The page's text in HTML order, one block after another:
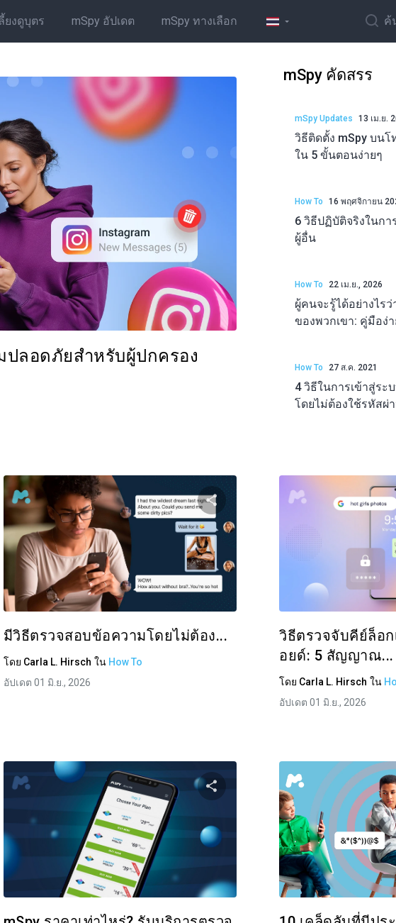
ยงดูบุตร mSpy อัปเดต mSpy ทางเลือก ค้
ลอดภัยสำหรับผู้ปกครอง
mSpy คัดสรร
mSpy Updates 13 เม.ย.
วิธีติดตั้ง mSpy บน
ใน 5 ขั้นตอนง่ายๆ
How To 16 พฤศจิกายน
6 วิธีปฏิบัติจริงในกา
ผู้อื่น
How To 22 เม.ย., 2026
ผู้คนจะรู้ได้อย่างไร
ของพวกเขา: คู่มือง่า
How To 27 ส.ค. 2021
4 วิธีในการเข้าสู่ระ
โดยไม่ต้องใช้รหัสผ่
ทความนี้
คัดลอกลิงก์
แบ่งปันบทความนี้
มีวิธีตรวจสอบข้อความโดยไม่ต้อง...
โดย Carla L. Hirsch ใน How To
อัปเดต 01 มิ.ย., 2026
วิธีตรวจจับคีย์ล็อ
อยด์: 5 สัญญาณ...
โดย Carla L. Hirsch ใน
อัปเดต 01 มิ.ย., 2026
ความนี้
คัดลอกลิงก์
แบ่งปันบทความนี้
ทวิตเตอร์ Facebook คัดลอกลิงก์